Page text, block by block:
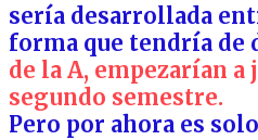
AUF
ALONSO
sería desarrollada
forma que tendría de
de la A, empezarían a
segundo semestre.
Pero por ahora es